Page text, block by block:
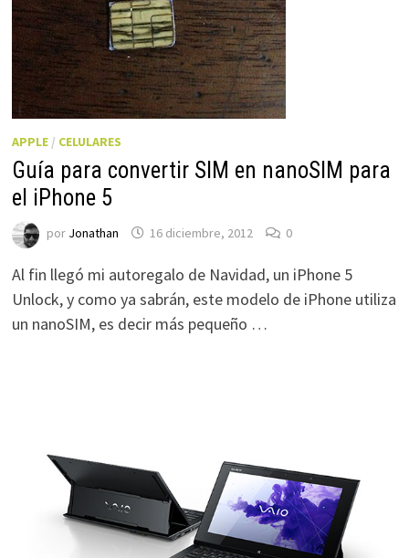
APPLE/ CELULARES
Guía para convertir SIM en nanoSIM para
el iPhone 5
por Jonathan 16 diciembre, 2012 0
Al fin llegó mi autoregalo de Navidad, un iPhone 5
Unlock, y como ya sabrán, este modelo de iPhone utiliza
un nanoSIM, es decir más pequeño …